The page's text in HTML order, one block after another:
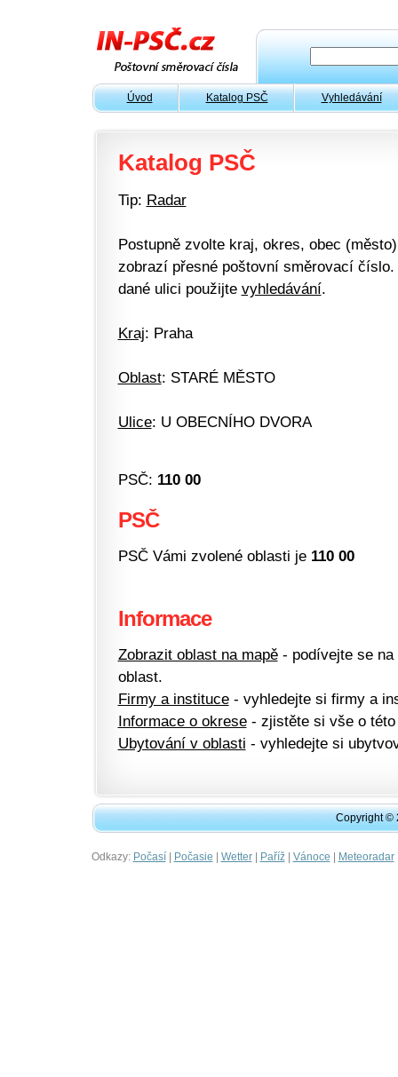
Úvod Katalog PSČ Vyhledávání
Katalog PSČ
Tip: Radar
Postupně zvolte kraj, okres, obec
zobrazí přesné poštovní směrovací
dané ulici použijte vyhledávání.
Kraj: Praha
Oblast: STARÉ MĚSTO
Ulice: U OBECNÍHO DVORA
PSČ: 110 00
PSČ
PSČ Vámi zvolené oblasti je 110 00
Informace
Zobrazit oblast na mapě- podívejte se na
oblast.
Firmy a instituce- vyhledejte si firmy a
Informace o okrese- zjistěte si vše o této
Ubytování v oblasti - vyhledejte si
Copyright ©
Odkazy: Počasí| Počasie | Wetter| Paříž| Vánoce | Meteoradar